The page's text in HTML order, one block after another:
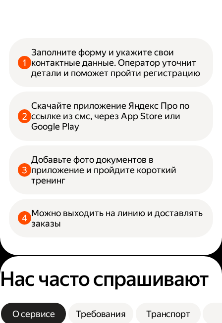
Заполните форму и укажите свои
контактные данные. Оператор уточнит
детали и поможет пройти регистрацию
Скачайте приложение Яндекс Про по
ссылке из смс, через App Store или
Google Play
Добавьте фото документов в
приложение и пройдите короткий
тренинг
Можно выходить на линию и доставлять
заказы
Нас часто спрашивают
О сервисе Требования Транспорт